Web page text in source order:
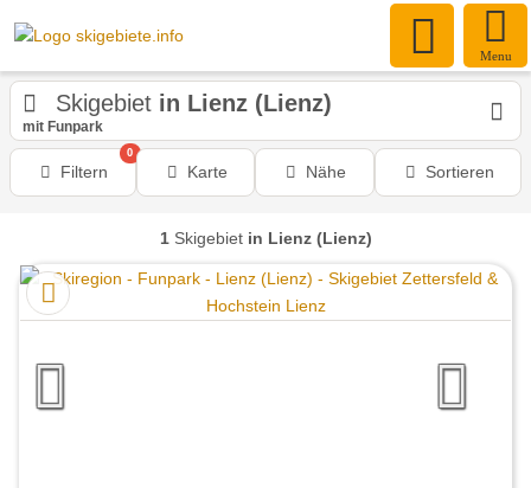
Menu
Skigebiet in Lienz (Lienz)
mit Funpark
Filtern
0
Karte Nähe Sortieren
1Skigebiet in Lienz (Lienz)